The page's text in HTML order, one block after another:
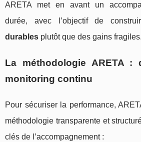
ARETA met en avant un
durée, avec l’objectif de
durables plutôt que des gains fragiles.
La méthodologie ARETA :
monitoring continu
Pour sécuriser la performance,
méthodologie transparente et
clés de l’accompagnement :